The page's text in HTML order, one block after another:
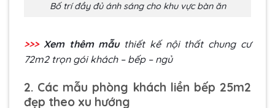
Bố trí đầy đủ ánh sáng cho khu vực bàn ăn
>>>Xem thêm mẫu thiết kế nội thất chung cư
72m2trọn gói khách – bếp – ngủ
2. Các mẫu phòng khách liền bếp 25m2
đẹp theo xu hướng